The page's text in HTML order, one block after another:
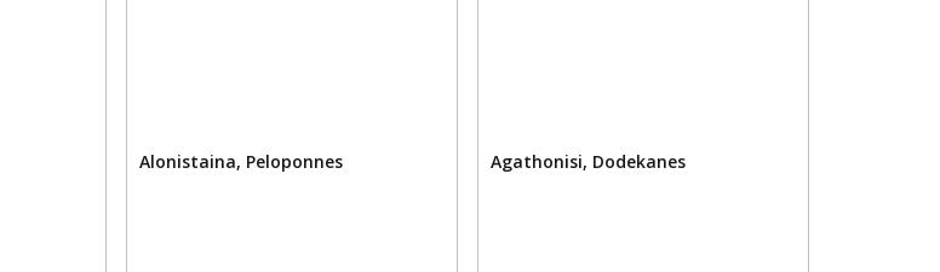
Alonistaina, Peloponnes Agathonisi, Dodekanes